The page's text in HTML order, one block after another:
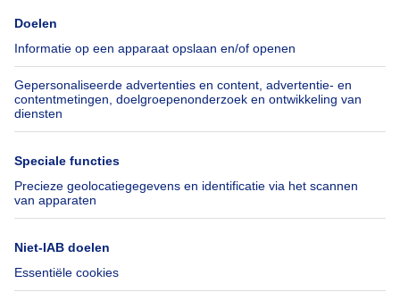
Pers
Jobs
Axel Springer Group
SeLoger.com
Immowelt.de
Belfius
Verzekeringen
Verhuis checklist
Hulp
Veelgestelde vragen
Toegankelijkheid
Volg ons